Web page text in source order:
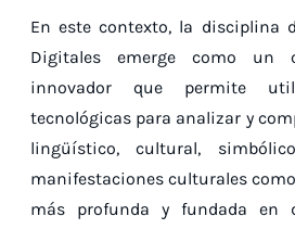
En este contexto, la disciplina
Digitales emerge como un
innovador que permite
tecnológicas para analizar y
lingüístico, cultural,
manifestaciones culturales
más profunda y fundada en